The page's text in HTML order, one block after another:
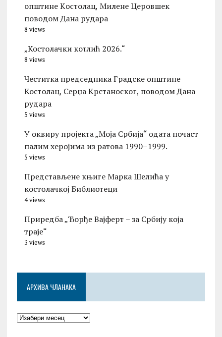
општине Kостолац, Милене Церовшек
поводом Дана рудара
8 views
„Костолачки котлић 2026.“
8 views
Честитка председника Градске општине
Костолац, Серџа Крстаноског, поводом Дана
рудара
5 views
У оквиру пројекта „Моја Србија“ одата почаст
палим херојима из ратова 1990–1999.
5 views
Представљене књиге Марка Шелића у
костолачкој Библиотеци
4 views
Приредба „Ђорђе Вајферт – за Србију која
траје“
3 views
АРХИВА ЧЛАНАКА